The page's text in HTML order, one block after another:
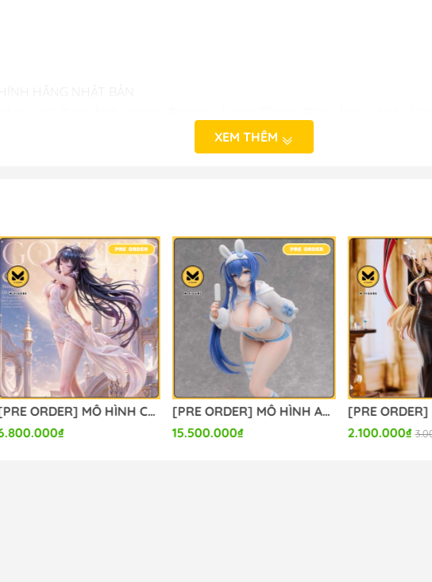
XEM THÊM
[PRE ORDER] MÔ HÌNH Columbina - Genshin Impact (Hui Gu Niang Studio) FIGURE CHÍNH HÃNG
[PRE ORDER] MÔ HÌNH Azur Lane - New Jersey - B-style - 1/3 - Private Quarters Ver. (FREEing, Union Creative International Ltd) FIGURE CHÍNH HÃNG
15.500.000₫
2.100.000₫